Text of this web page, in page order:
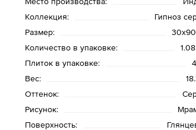
Коллекция:
Гипноз
Размер:
Количество в упаковке:
Плиток в упаковке:
Вес:
Оттенок:
Рисунок:
Поверхность: